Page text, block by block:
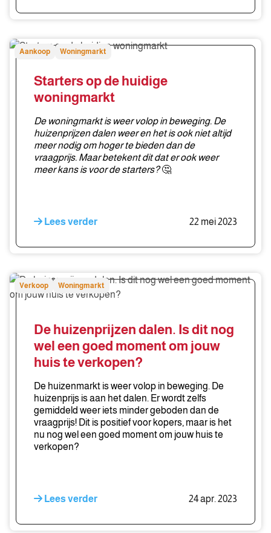
Starters
op
huidige
woningmarkt
Aankoop Woningmarkt
Starters op de huidige
woningmarkt
De woningmarkt is weer volop in beweging. De
huizenprijzen dalen weer en het is ook niet altijd
meer nodig om hoger te bieden dan de
vraagprijs. Maar betekent dit dat er ook weer
meer kans is voor de starters?🤔
Lees verder 22 mei 2023
De
huizenprijzen
moment
Verkoop Woningmarkt
De huizenprijzen dalen. Is dit nog
wel een goed moment om jouw
huis te verkopen?
De huizenmarkt is weer volop in beweging. De
huizenprijs is aan het dalen. Er wordt zelfs
gemiddeld weer iets minder geboden dan de
vraagprijs! Dit is positief voor kopers, maar is het
nu nog wel een goed moment om jouw huis te
verkopen?
Lees verder 24 apr. 2023